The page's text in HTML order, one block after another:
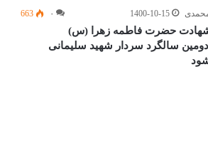
1400-10-15 ۰ 663
شهادت حضرت فاطمه زهرا (س)
سالگرد سردار شهید سلیمانی